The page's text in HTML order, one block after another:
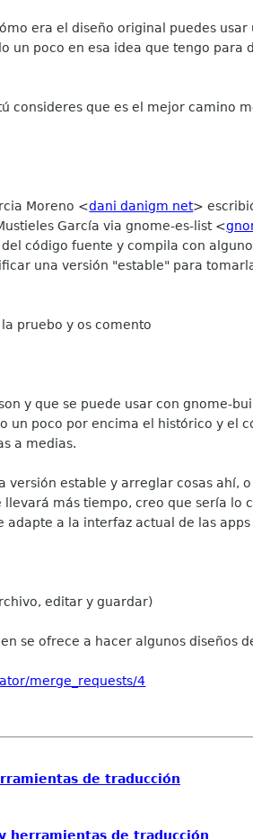
era el diseño original puedes usar
un poco en esa idea que tengo para
que es el mejor camino
Moreno <dani danigm net>
García via gnome-es-list <
código fuente y compila con
una versión "estable" para
pruebo y os comento
y que se puede usar con gnome-
un poco por encima el histórico y el
a medias.
estable y arreglar cosas ahí,
más tiempo, creo que sería lo
a la interfaz actual de las apps
editar y guardar)
se ofrece a hacer algunos diseños
merge_requests/4
de traducción
herramientas de traducción